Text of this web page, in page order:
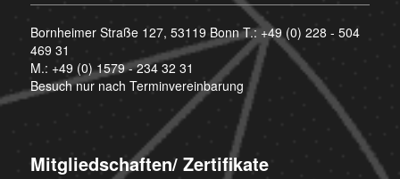
Bornheimer Straße 127, 53119 Bonn T.:+49 (0) 228 - 504
469 31
M.: +49 (0) 1579 - 234 32 31
Besuch nur nach Terminvereinbarung
Mitgliedschaften/ Zertifikate